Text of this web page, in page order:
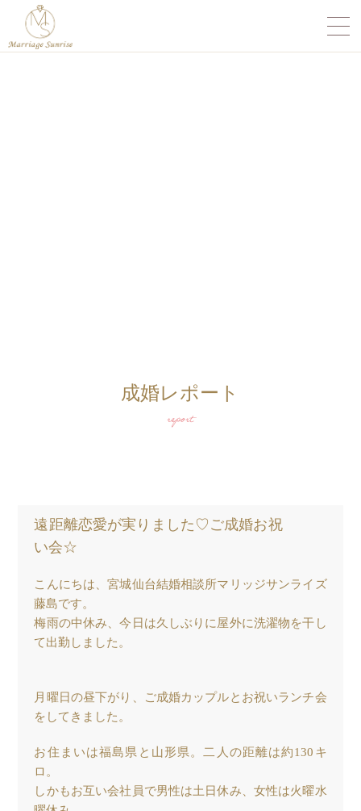
成婚レポート
report
遠距離恋愛が実りました♡ご成婚お祝
い会☆
こんにちは、宮城仙台結婚相談所マリッジサンライズ
藤島です。
梅雨の中休み、今日は久しぶりに屋外に洗濯物を干し
て出勤しました。
月曜日の昼下がり、ご成婚カップルとお祝いランチ会
をしてきました。
お住まいは福島県と山形県。二人の距離は約130キ
ロ。
しかもお互い会社員で男性は土日休み、女性は火曜水